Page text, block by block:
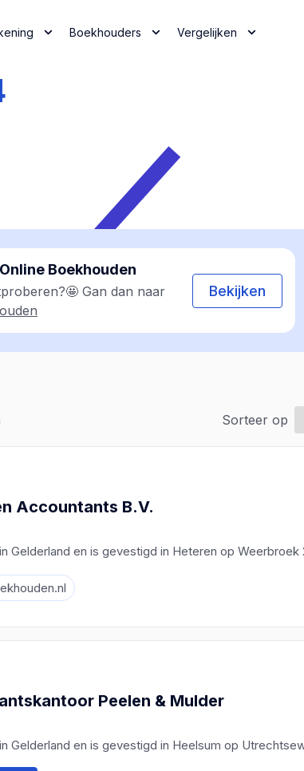
Boekhouders Vergelijken
Boekhouden
Gan dan naar
Bekijken
Sorteer op
Accountants B.V.
Gelderland en is gevestigd in Heteren op Weerbroek
Peelen & Mulder
Gelderland en is gevestigd in Heelsum op